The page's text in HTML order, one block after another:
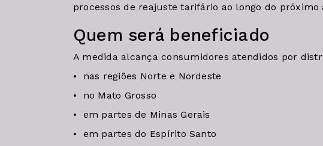
processos de reajuste tarifário ao longo do próximo
Quem será beneficiado
A medida alcança consumidores atendidos por
• nas regiões Norte e Nordeste
• no Mato Grosso
• em partes de Minas Gerais
• em partes do Espírito Santo